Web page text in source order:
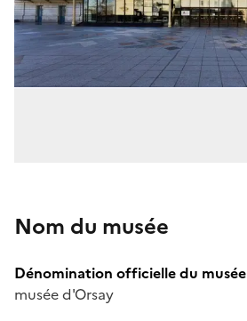
Nom du musée
Dénomination officielle du musée
musée d'Orsay